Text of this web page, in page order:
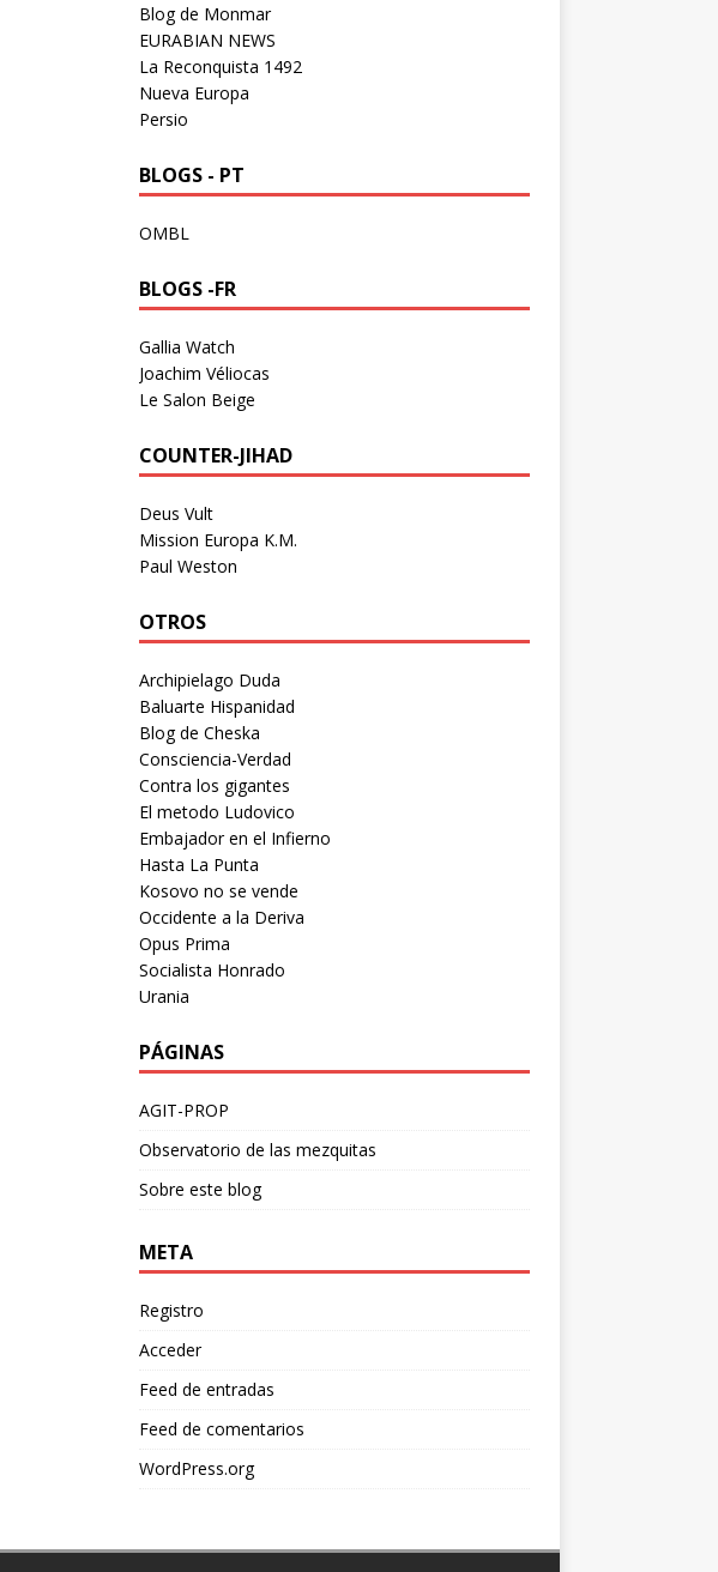
Blog de Monmar
EURABIAN NEWS
La Reconquista 1492
Nueva Europa
Persio
BLOGS - PT
OMBL
BLOGS -FR
Gallia Watch
Joachim Véliocas
Le Salon Beige
COUNTER-JIHAD
Deus Vult
Mission Europa K.M.
Paul Weston
OTROS
Archipielago Duda
Baluarte Hispanidad
Blog de Cheska
Consciencia-Verdad
Contra los gigantes
El metodo Ludovico
Embajador en el Infierno
Hasta La Punta
Kosovo no se vende
Occidente a la Deriva
Opus Prima
Socialista Honrado
Urania
PÁGINAS
AGIT-PROP
Observatorio de las mezquitas
Sobre este blog
META
Registro
Acceder
Feed de entradas
Feed de comentarios
WordPress.org